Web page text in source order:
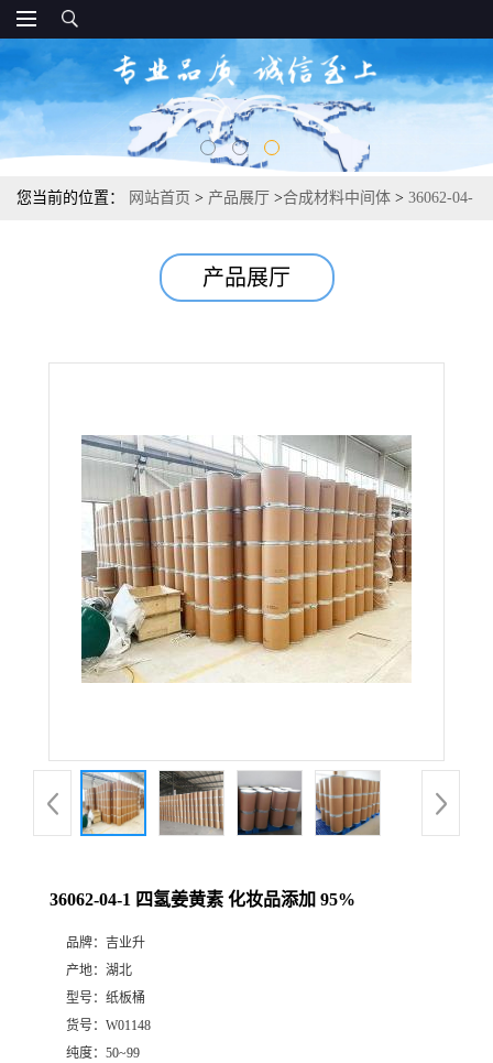
您当前的位置： 网站首页 > 产品展厅 >合成材料中间体 > 36062-04-
产品展厅
36062-04-1 四氢姜黄素 化妆品添加 95%
品牌： 吉业升
产地： 湖北
型号： 纸板桶
货号： W01148
纯度： 50~99